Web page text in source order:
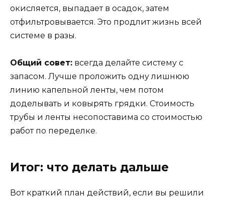
окисляется, выпадает в осадок, затем
отфильтровывается. Это продлит жизнь всей
системе в разы.
Общий совет: всегда делайте систему с
запасом. Лучше проложить одну лишнюю
линию капельной ленты, чем потом
доделывать и ковырять грядки. Стоимость
трубы и ленты несопоставима со стоимостью
работ по переделке.
Итог: что делать дальше
Вот краткий план действий, если вы решили